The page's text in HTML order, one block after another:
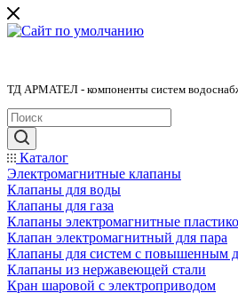
ТД АРМАТЕЛ - компоненты систем
Каталог
Электромагнитные клапаны
Клапаны для воды
Клапаны для газа
Клапаны электромагнитные
Клапан электромагнитный для пара
Клапаны для систем с повышенным
Клапаны из нержавеющей стали
Кран шаровой с электроприводом